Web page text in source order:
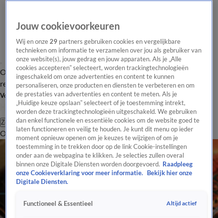
Overzicht Laatste nieuws Regionieuws Het beste van Hart
Tip de
redactie
Volg Hart van Nederland
Zoeken
OverzichtRegioUitzendingenWeerTip de redactiePanelVideo's
Jouw cookievoorkeuren
Wij en onze29 partners gebruiken cookies en vergelijkbare
technieken om informatie te verzamelen over jou als gebruiker van
onze website(s), jouw gedrag en jouw apparaten. Als je „Alle
cookies accepteren” selecteert, worden trackingtechnologieën
ingeschakeld om onze advertenties en content te kunnen
personaliseren, onze producten en diensten te verbeteren en om
de prestaties van advertenties en content te meten. Als je
„Huidige keuze opslaan” selecteert of je toestemming intrekt,
worden deze trackingtechnologieën uitgeschakeld. We gebruiken
dan enkel functionele en essentiële cookies om de website goed te
laten functioneren en veilig te houden. Je kunt dit menu op ieder
moment opnieuw openen om je keuzes te wijzigen of om je
toestemming in te trekken door op de link Cookie-instellingen
onder aan de webpagina te klikken. Je selecties zullen overal
binnen onze Digitale Diensten worden doorgevoerd. Raadpleeg
onze Cookieverklaring voor meer informatie.
Bekijk hier onze
Digitale Diensten.
Functioneel & Essentieel Altijd actief